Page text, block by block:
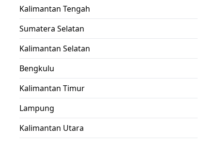
Kalimantan Tengah
Sumatera Selatan
Kalimantan Selatan
Bengkulu
Kalimantan Timur
Lampung
Kalimantan Utara